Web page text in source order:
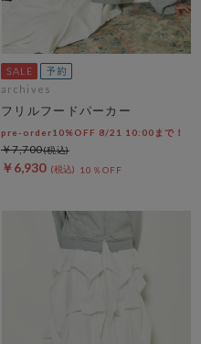
archives
フリルフードパーカー
pre-order10%OFF 8/21 10:00まで！
￥6,930 10％OFF
￥7,700